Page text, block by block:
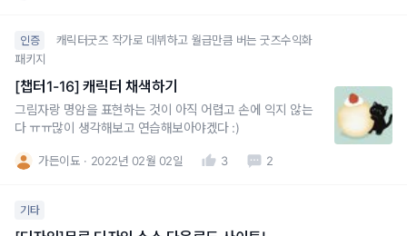
인증
캐릭터굿즈 작가로 데뷔하고 월급만큼 버는 굿즈수익화
패키지
[챕터1-16] 캐릭터 채색하기
그림자랑 명암을 표현하는 것이 아직 어렵고 손에 익지 않는
다 ㅠㅠ많이 생각해보고 연습해보아야겠다 :)
가든이됴 2022년 02월 02일 3 2
기타